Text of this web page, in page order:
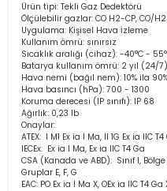
Ürün tipi: Tekli Gaz Dedektörü
Ölçülebilir gazlar: CO H2-CP, CO/
Uygulama: Kişisel Hava İzleme
Kullanım ömrü: sınırsız
Sıcaklık aralığı (cihaz): -40°C -
Batarya kullanım ömrü: 2 yıl (24/7)
Hava nemi (bağıl nem): 10% ila
Hava basıncı (hPa): 700 - 1300
Koruma derecesi (IP sınıfı): IP 68
Ağırlık: 0,23 lb
Onaylar:
ATEX: I M1 Ex ia I Ma, II 1G Ex ia IIC T4
IECEx: Ex ia I Ma, Ex ia IIC T4 Ga
CSA (Kanada ve ABD): Sınıf I, Bölge
Gruplar E, F, G
EAC: PO Ex ia I Ma X, OEx ia IIC T4 Ga